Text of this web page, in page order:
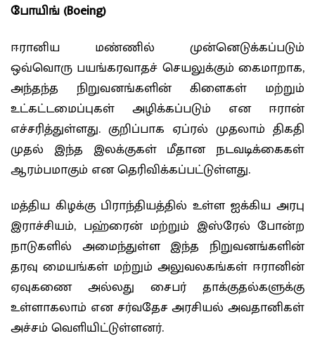
போயிங் (Boeing)
ஈரானிய மண்ணில் முன்னெடுக்கப்படும்
ஒவ்வொரு பயங்கரவாதச் செயலுக்கும் கைமாறாக,
அந்தந்த நிறுவனங்களின் கிளைகள் மற்றும்
உட்கட்டமைப்புகள் அழிக்கப்படும் என ஈரான்
எச்சரித்துள்ளது. குறிப்பாக ஏப்ரல் முதலாம் திகதி
முதல் இந்த இலக்குகள் மீதான நடவடிக்கைகள்
ஆரம்பமாகும் என தெரிவிக்கப்பட்டுள்ளது.
மத்திய கிழக்கு பிராந்தியத்தில் உள்ள ஐக்கிய அரபு
இராச்சியம், பஹ்ரைன் மற்றும் இஸ்ரேல் போன்ற
நாடுகளில் அமைந்துள்ள இந்த நிறுவனங்களின்
தரவு மையங்கள் மற்றும் அலுவலகங்கள் ஈரானின்
ஏவுகணை அல்லது சைபர் தாக்குதல்களுக்கு
உள்ளாகலாம் என சர்வதேச அரசியல் அவதானிகள்
அச்சம் வெளியிட்டுள்ளனர்.